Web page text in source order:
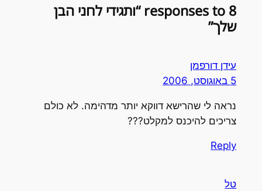
8 responses to “ותגידי לחני הבן
שלך”
עידן דורפמן
5 באוגוסט, 2006
נראה לי שהרישא דווקא יותר מדהימה. לא כולם
צריכים להיכנס למקלט???
Reply
טל